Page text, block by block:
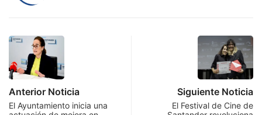
Anterior Noticia
El Ayuntamiento inicia una
Siguiente Noticia
El Festival de Cine de